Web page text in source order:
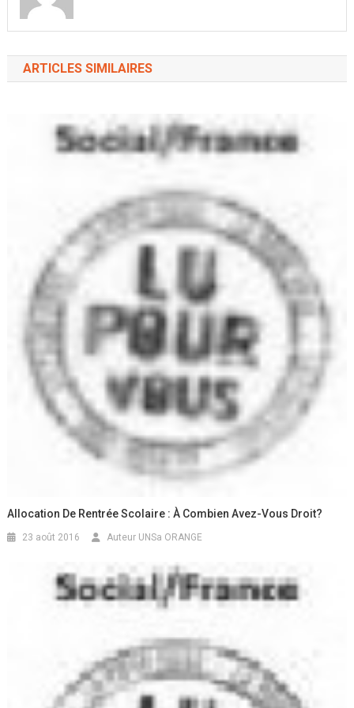
ARTICLES SIMILAIRES
Allocation De Rentrée Scolaire : À Combien Avez-Vous Droit?
23 août 2016 Auteur UNSa ORANGE